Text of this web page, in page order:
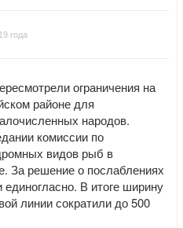
года
ограничения на
районе для
народов.
комиссии по
видов рыб в
За решение о послаблениях
В итоге ширину
линии сократили до 500